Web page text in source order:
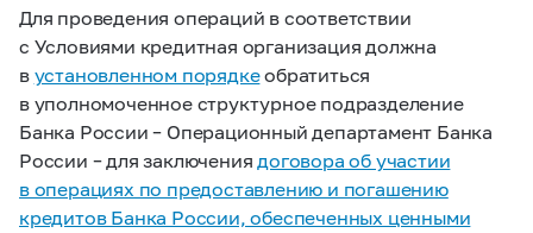
Для проведения операций в соответствии
с Условиями кредитная организация должна
в установленном порядкеобратиться
в уполномоченное структурное подразделение
Банка России – Операционный департамент Банка
России – для заключениядоговора об участии
в операциях по предоставлению и погашению
кредитов Банка России, обеспеченных ценными